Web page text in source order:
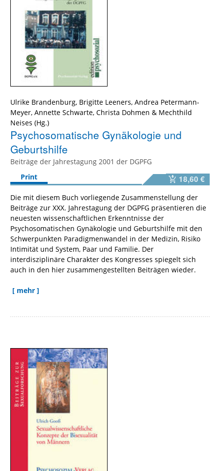
Ulrike Brandenburg, Brigitte Leeners, Andrea Petermann-
Meyer, Annette Schwarte, Christa Dohmen & Mechthild
Neises
Psychosomatische Gynäkologie und
Geburtshilfe
Beiträge der Jahrestagung 2001 der DGPFG
Print
18,60 €
Die mit diesem Buch vorliegende Zusammenstellung der
Beiträge zur XXX. Jahrestagung der DGPFG präsentieren die
neuesten wissenschaftlichen Erkenntnisse der
Psychosomatischen Gynäkologie und Geburtshilfe mit den
Schwerpunkten Paradigmenwandel in der Medizin, Risiko
Intimität und System, Paar und Familie. Der
interdisziplinäre Charakter des Kongresses spiegelt sich
auch in den hier zusammengestellten Beiträgen wieder.
[ mehr ]